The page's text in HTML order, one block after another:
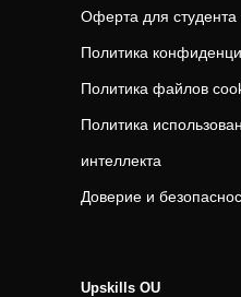
Оферта для студента
Политика
Политика файлов
Политика
интеллекта
Доверие и
Upskills OU